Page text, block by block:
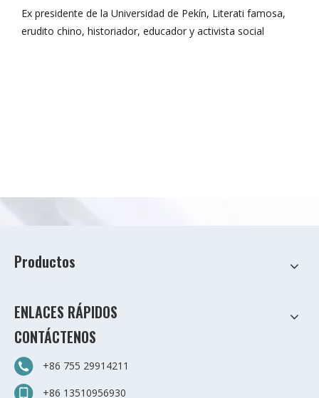
Ex presidente de la Universidad de Pekín, Literati famosa,
erudito chino, historiador, educador y activista social
Productos
ENLACES RÁPIDOS
CONTÁCTENOS
+86 755 29914211
+86 13510956930